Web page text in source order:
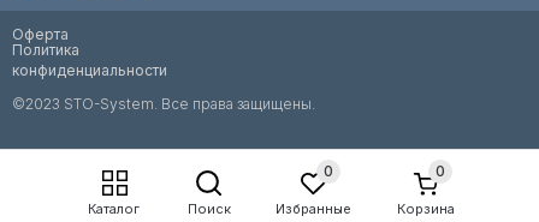
Поиск
Каталог Избранные Корзина
0 0
©2023 STO-System. Все права защищены.
Политика
конфиденциальности
Оферта